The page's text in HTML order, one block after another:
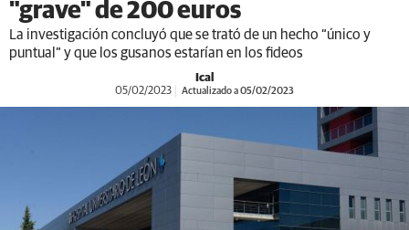
"grave" de 200 euros
La investigación concluyó que se trató de un hecho “único y
puntual” y que los gusanos estarían en los fideos
Ical
05/02/2023 Actualizado a 05/02/2023